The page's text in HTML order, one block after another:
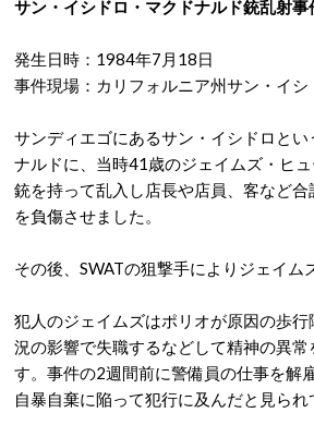
サン・イシドロ・マクドナルド銃乱射事
発生日時：1984年7月18日
事件現場：カリフォルニア州サン・イシ
サンディエゴにあるサン・イシドロと
ナルドに、当時41歳のジェイムズ・ヒ
銃を持って乱入し店長や店員、客など
を負傷させました。
その後、SWATの狙撃手によりジェイム
犯人のジェイムズはポリオが原因の歩
況の影響で失職するなどして精神の異
す。事件の2週間前に警備員の仕事を解
自暴自棄に陥って犯行に及んだと見られ